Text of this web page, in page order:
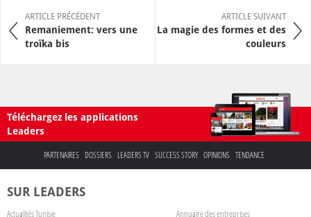
ARTICLE PRÉCÉDENT
Remaniement: vers une
troïka bis
ARTICLE SUIVANT
La magie des formes et des
couleurs
Téléchargez les applications
Leaders
PARTENAIRES DOSSIERS LEADERS TV SUCCESS STORY OPINIONS TENDANCE
SUR LEADERS
Actualités Tunisie Annuaire des entreprises